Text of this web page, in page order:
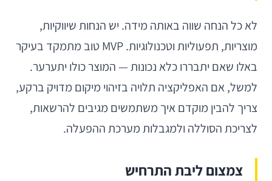
לא כל הנחה שווה באותה מידה. יש הנחות שיווקיות,
מוצריות, תפעוליות וטכנולוגיות. MVP טוב מתמקד בעיקר
באלו שאם יתבררו כלא נכונות — המוצר כולו יתערער.
למשל, אם האפליקציה תלויה בזיהוי מיקום מדויק ברקע,
צריך להבין מוקדם איך משתמשים מגיבים להרשאות,
לצריכת הסוללה ולמגבלות מערכת ההפעלה.
צמצום ליבת התרחיש